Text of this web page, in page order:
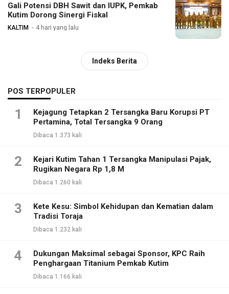
Gali Potensi DBH Sawit dan IUPK, Pemkab
Kutim Dorong Sinergi Fiskal
KALTIM 4 hari yang lalu
Indeks Berita
POS TERPOPULER
1
Kejagung Tetapkan 2 Tersangka Baru Korupsi PT
Pertamina, Total Tersangka 9 Orang
Dibaca 1.373 kali
2
Kejari Kutim Tahan 1 Tersangka Manipulasi Pajak,
Rugikan Negara Rp 1,8 M
Dibaca 1.260 kali
3
Kete Kesu: Simbol Kehidupan dan Kematian dalam
Tradisi Toraja
Dibaca 1.232 kali
4
Dukungan Maksimal sebagai Sponsor, KPC Raih
Penghargaan Titanium Pemkab Kutim
Dibaca 1.166 kali